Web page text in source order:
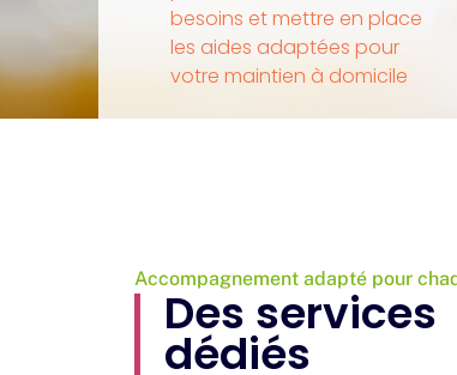
besoins et mettre en place
les aides adaptées pour
votre maintien à domicile
Accompagnement adapté pour
Des services
dédiés